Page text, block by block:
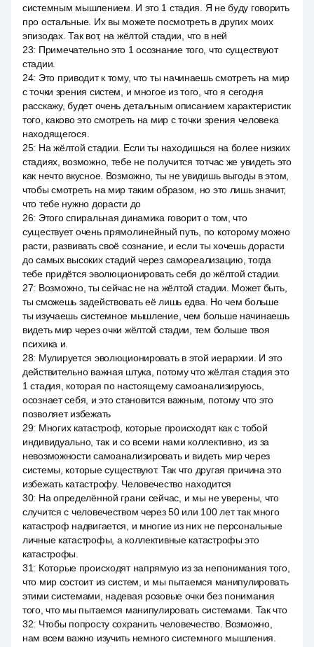
системным мышлением. И это 1 стадия. Я не буду говорить
про остальные. Их вы можете посмотреть в других моих
эпизодах. Так вот, на жёлтой стадии, что в ней
23: Примечательно это 1 осознание того, что существуют
стадии.
24: Это приводит к тому, что ты начинаешь смотреть на мир
с точки зрения систем, и многое из того, что я сегодня
расскажу, будет очень детальным описанием характеристик
того, каково это смотреть на мир с точки зрения человека
находящегося.
25: На жёлтой стадии. Если ты находишься на более низких
стадиях, возможно, тебе не получится тотчас же увидеть это
как нечто вкусное. Возможно, ты не увидишь выгоды в этом,
чтобы смотреть на мир таким образом, но это лишь значит,
что тебе нужно дорасти до
26: Этого спиральная динамика говорит о том, что
существует очень прямолинейный путь, по которому можно
расти, развивать своё сознание, и если ты хочешь дорасти
до самых высоких стадий через самореализацию, тогда
тебе придётся эволюционировать себя до жёлтой стадии.
27: Возможно, ты сейчас не на жёлтой стадии. Может быть,
ты сможешь задействовать её лишь едва. Но чем больше
ты изучаешь системное мышление, чем больше начинаешь
видеть мир через очки жёлтой стадии, тем больше твоя
психика и.
28: Мулируется эволюционировать в этой иерархии. И это
действительно важная штука, потому что жёлтая стадия это
1 стадия, которая по настоящему самоанализируюсь,
осознает себя, и это становится важным, потому что это
позволяет избежать
29: Многих катастроф, которые происходят как с тобой
индивидуально, так и со всеми нами коллективно, из за
невозможности самоанализировать и видеть мир через
системы, которые существуют. Так что другая причина это
избежать катастрофу. Человечество находится
30: На определённой грани сейчас, и мы не уверены, что
случится с человечеством через 50 или 100 лет так много
катастроф надвигается, и многие из них не персональные
личные катастрофы, а коллективные катастрофы это
катастрофы.
31: Которые происходят напрямую из за непонимания того,
что мир состоит из систем, и мы пытаемся манипулировать
этими системами, надевая розовые очки без понимания
того, что мы пытаемся манипулировать системами. Так что
32: Чтобы попросту сохранить человечество. Возможно,
нам всем важно изучить немного системного мышления.